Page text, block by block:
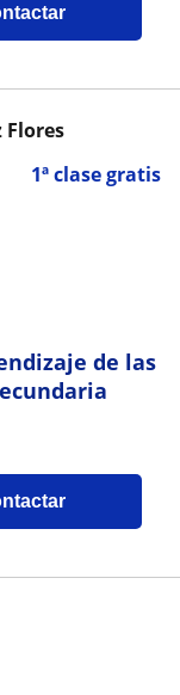
1ª clase gratis
Flores
de las